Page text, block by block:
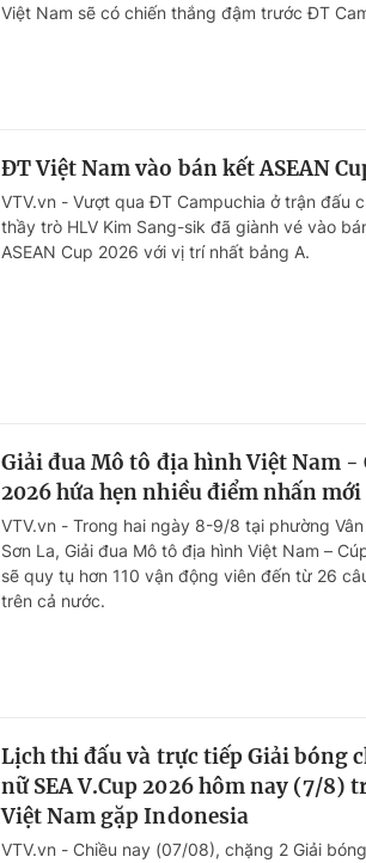
Việt Nam sẽ có chiến thắng đậm trước ĐT
ĐT Việt Nam vào bán kết ASEAN
VTV.vn - Vượt qua ĐT Campuchia ở trận đấu
thầy trò HLV Kim Sang-sik đã giành vé vào
ASEAN Cup 2026 với vị trí nhất bảng A.
Giải đua Mô tô địa hình Việt Nam -
2026 hứa hẹn nhiều điểm nhấn mới
VTV.vn - Trong hai ngày 8-9/8 tại phường
Sơn La, Giải đua Mô tô địa hình Việt Nam –
sẽ quy tụ hơn 110 vận động viên đến từ 26
trên cả nước.
Lịch thi đấu và trực tiếp Giải bóng
nữ SEA V.Cup 2026 hôm nay (7/8)
Việt Nam gặp Indonesia
VTV.vn - Chiều nay (07/08), chặng 2 Giải